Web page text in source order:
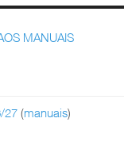
MANUAIS
27 (manuais)